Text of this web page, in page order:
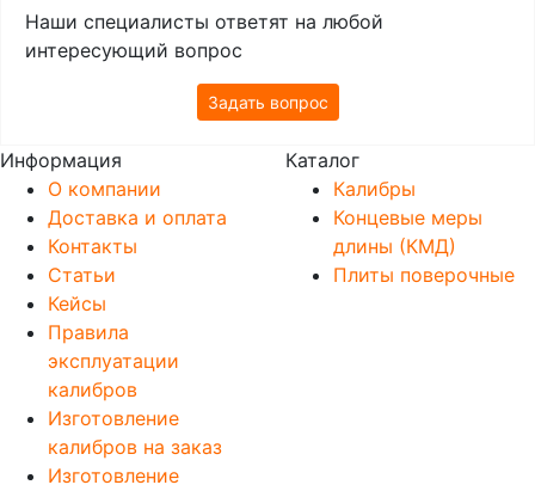
Наши специалисты ответят на любой
интересующий вопрос
Задать вопрос
Информация
О компании
Доставка и оплата
Контакты
Статьи
Кейсы
Правила
эксплуатации
калибров
Изготовление
калибров на заказ
Изготовление
Каталог
Калибры
Концевые меры
длины (КМД)
Плиты поверочные